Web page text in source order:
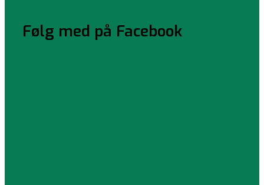
Følg med på Facebook